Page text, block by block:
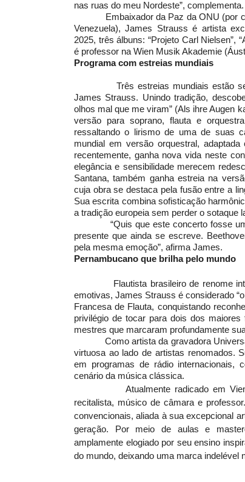
nas ruas do meu Nordeste”, complementa.
Embaixador da Paz da ONU (por
Venezuela), James Strauss é artista
2025, três álbuns: “Projeto Carl Nielsen”,
é professor na Wien Musik Akademie
Programa com estreias mundiais
Três estreias mundiais estão sendo
James Strauss. Unindo tradição,
olhos mal que me viram” (Als ihre Augen
versão para soprano, flauta e
ressaltando o lirismo de uma de suas
mundial em versão orquestral,
recentemente, ganha nova vida neste
elegância e sensibilidade merecem
Santana, também ganha estreia na
cuja obra se destaca pela fusão entre a
Sua escrita combina sofisticação
a tradição europeia sem perder o sotaque
“Quis que este concerto fosse uma
presente que ainda se escreve.
pela mesma emoção”, afirma James.
Pernambucano que brilha pelo mundo
Flautista brasileiro de renome
emotivas, James Strauss é considerado
Francesa de Flauta, conquistando
privilégio de tocar para dois dos
mestres que marcaram profundamente
Como artista da gravadora Universal
virtuosa ao lado de artistas renomados.
em programas de rádio internacionais,
cenário da música clássica.
Atualmente radicado em Viena,
recitalista, músico de câmara e
convencionais, aliada à sua excepcional
geração. Por meio de aulas e
amplamente elogiado por seu ensino
do mundo, deixando uma marca indelével